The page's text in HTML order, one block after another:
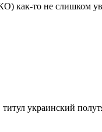
как-то не слишком
украинский